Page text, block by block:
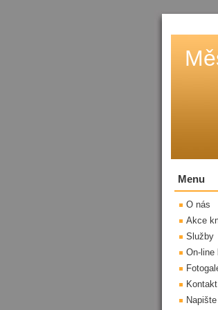
Menu
O nás
Akce
Služby
On-line
Kontakt